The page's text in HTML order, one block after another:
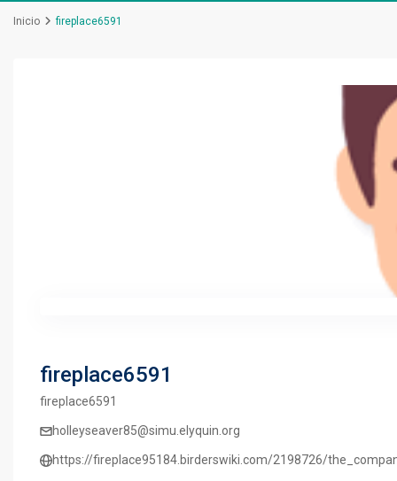
Inicio fireplace6591
fireplace6591
fireplace6591
holleyseaver85@simu.elyquin.org
https://fireplace95184.birderswiki.com/2198726/